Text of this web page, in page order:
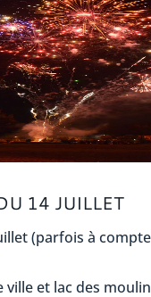
14 JUILLET
(parfois à
ville et lac des